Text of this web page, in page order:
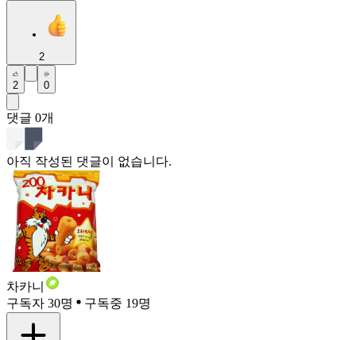
2
2 0
댓글 0개
아직 작성된 댓글이 없습니다.
차카니
구독자 30명
구독중 19명